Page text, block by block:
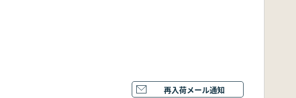
再入荷メール通知